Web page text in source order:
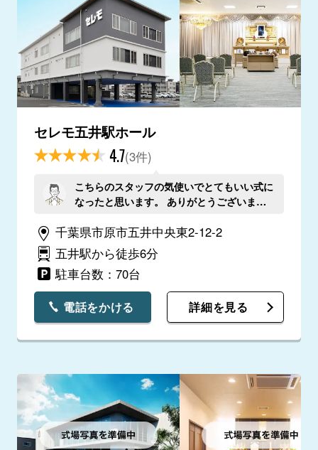
セレモ五井駅ホール
4.7(3件)
こちらのスタッフの気使いでとてもいい式に
なったと思います。 ありがとうございまし
千葉県市原市五井中央東2-12-2
五井駅から徒歩6分
駐車台数：70台
電話をかける 詳細を見る